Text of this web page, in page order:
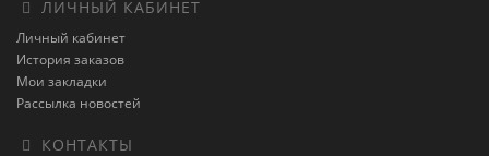
ЛИЧНЫЙ КАБИНЕТ
Личный кабинет
История заказов
Мои закладки
Рассылка новостей
КОНТАКТЫ